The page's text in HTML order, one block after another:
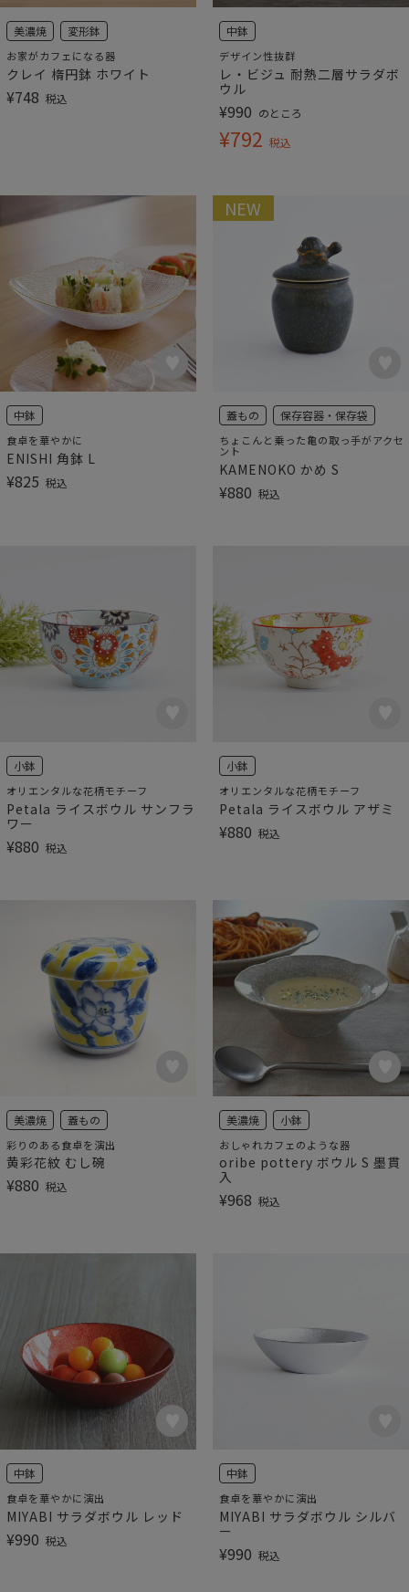
美濃焼 変形鉢
お家がカフェになる器
クレイ 楕円鉢 ホワイト
¥748 税込
中鉢
デザイン性抜群
レ・ビジュ 耐熱二層サラダボ
ウル
¥990 のところ
¥792 税込
中鉢
食卓を華やかに
ENISHI 角鉢 L
¥825 税込
NEW
蓋もの 保存容器・保存袋
ちょこんと乗った亀の取っ手がアクセ
ント
KAMENOKO かめ S
¥880 税込
小鉢
オリエンタルな花柄モチーフ
Petala ライスボウル サンフラ
ワー
¥880 税込
小鉢
オリエンタルな花柄モチーフ
Petala ライスボウル アザミ
¥880 税込
美濃焼 蓋もの
彩りのある食卓を演出
黄彩花紋 むし碗
¥880 税込
美濃焼 小鉢
おしゃれカフェのような器
oribe pottery ボウル S 墨貫
入
¥968 税込
中鉢
食卓を華やかに演出
MIYABI サラダボウル レッド
¥990 税込
中鉢
食卓を華やかに演出
MIYABI サラダボウル シルバ
ー
¥990 税込